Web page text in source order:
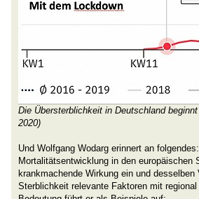
Die Übersterblichkeit in Deutschland
2020)
Und Wolfgang Wodarg erinnert an
Mortalitätsentwicklung in den europäischen
krankmachende Wirkung ein und
Sterblichkeit relevante Faktoren mit